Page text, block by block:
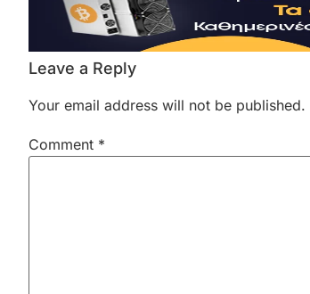
Leave a Reply
Your email address will not be published.
Comment *